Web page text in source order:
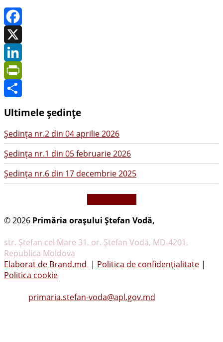
Facebook
X
LinkedIn
PrintFriendly
Share
Ultimele ședințe
Şedinţa nr.2 din 04 aprilie 2026
Şedinţa nr.1 din 05 februarie 2026
Şedinţa nr.6 din 17 decembrie 2025
© 2026 Primăria oraşului Ştefan Vodă,
str. Ştefan cel Mare 31, or. Ştefan Vodă, MD-4201,
Republica Moldova
Elaborat de Brand.md | Politica de confidențialitate |
Politica cookie
primaria.stefan-voda@apl.gov.md